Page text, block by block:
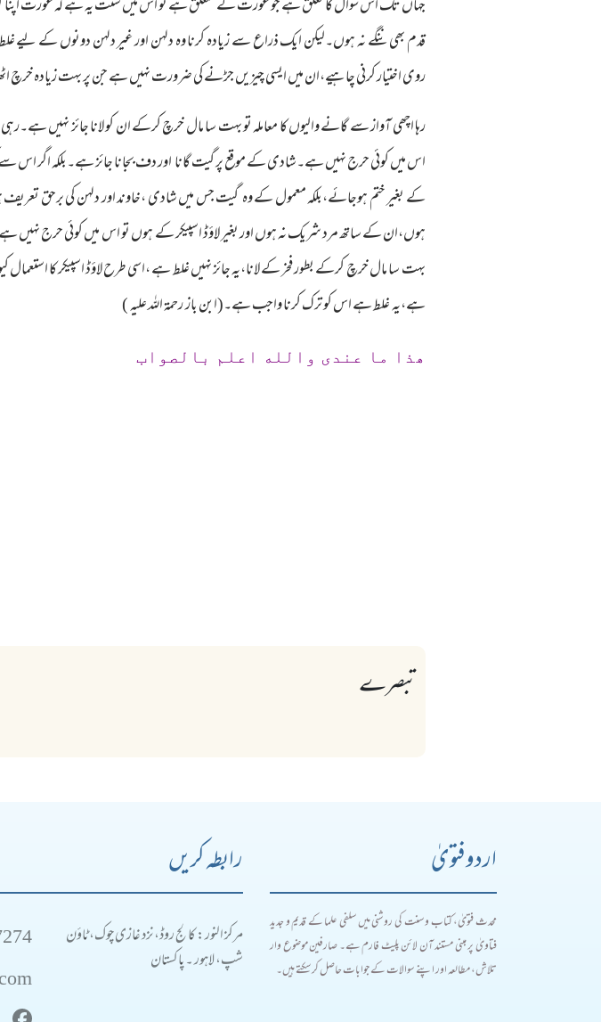
جہاں تک اس سوال کا تعلق ہے جو عورت کے متعلق ہے تو اس میں سنت یہ ہے کہ عورت
قدم بھی ننگے نہ ہوں۔لیکن ایک ذراع سے زیادہ کرنا وہ دلہن اور غیر دلہن دونوں کے لیے
روی اختیار کرنی چاہیے،ان میں ایسی چیزیں جڑنے کی ضرورت نہیں ہے جن پر بہت زیادہ خرچ
رہا اچھی آواز سے گانے والیوں کا معاملہ تو بہت سا مال خرچ کرکے ان کو لانا جائز نہیں
اس میں کوئی حرج نہیں ہے۔شادی کے موقع پر گیت گانا اور دف بجانا جائز ہے۔بلکہ اگر اس
کے بغیر ختم ہوجائے،بلکہ معمول کے وہ گیت جس میں شادی ،خاوند اور دلہن کی برحق
ہوں،ان کے ساتھ مرد شریک نہ ہوں اور بغیر لاؤڈ اسپیکر کے ہوں تو اس میں کوئی حرج نہیں
بہت سا مال خرچ کرکے بطور فخر کے لانا،یہ جائز نہیں غلط ہے ،اسی طرح لاؤڈ اسپیکر کا
ہے،یہ غلط ہے اس کو ترک کرنا واجب ہے۔(ابن باز رحمۃ اللہ علیہ )
ھذا ما عندی والله اعلم بالصواب
تبصرے
اردو فتویٰ
محدث فتویٰ، کتاب و سنت کی روشنی میں سلفی علما کے قدیم و جدید
فتاویٰ پر مبنی مستند آن لائن پلیٹ فارم ہے۔ صارفین موضوع وار
تلاش، مطالعہ اور اپنے سوالات کے جوابات حاصل کر سکتے ہیں۔
رابطہ کریں
مرکز النور: کالج روڈ، نزد غازی چوک، ٹاؤن
شپ، لاہور ۔ پاکستان